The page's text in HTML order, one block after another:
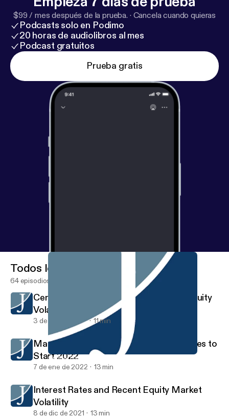
$99 / mes después de la prueba. · Cancela cuando quieras
Podcasts solo en Podimo
20 horas de audiolibros al mes
Podcast gratuitos
Prueba gratis
Central Bank Policies, Real Yield, and Equity Volatility
Investment Strategy
Todos los episodios
64 episodios
Central Bank Policies, Real Yield, and Equity
Volatility
3 de feb de 2022 11 min
Market Volatility and Rising Interest Rates to
Start 2022
7 de ene de 2022 13 min
Interest Rates and Recent Equity Market
Volatility
8 de dic de 2021 13 min